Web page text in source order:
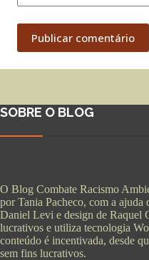
Publicar comentário
SOBRE O BLOG
O Blog Combate Racismo
por Tania Pacheco, com a ajuda
Daniel Levi e design de Raquel
lucrativos e utiliza tecnologia
conteúdo é incentivada, desde
sem fins lucrativos.